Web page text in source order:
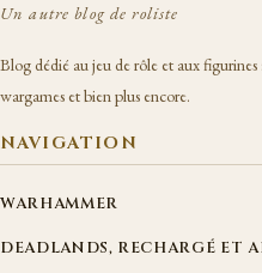
Un autre blog de roliste
Blog dédié au jeu de rôle et aux
wargames et bien plus encore.
NAVIGATION
WARHAMMER
DEADLANDS, RECHARGÉ ET